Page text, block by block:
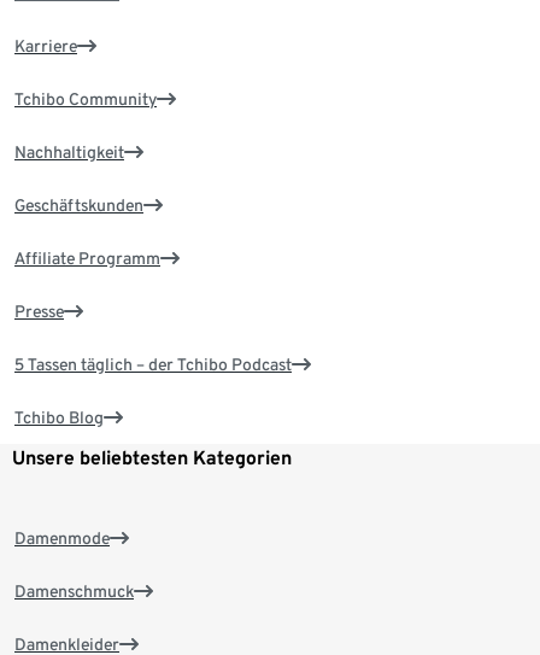
Karriere
Tchibo Community
Nachhaltigkeit
Geschäftskunden
Affiliate Programm
Presse
5 Tassen täglich – der Tchibo Podcast
Tchibo Blog
Unsere beliebtesten Kategorien
Damenmode
Damenschmuck
Damenkleider